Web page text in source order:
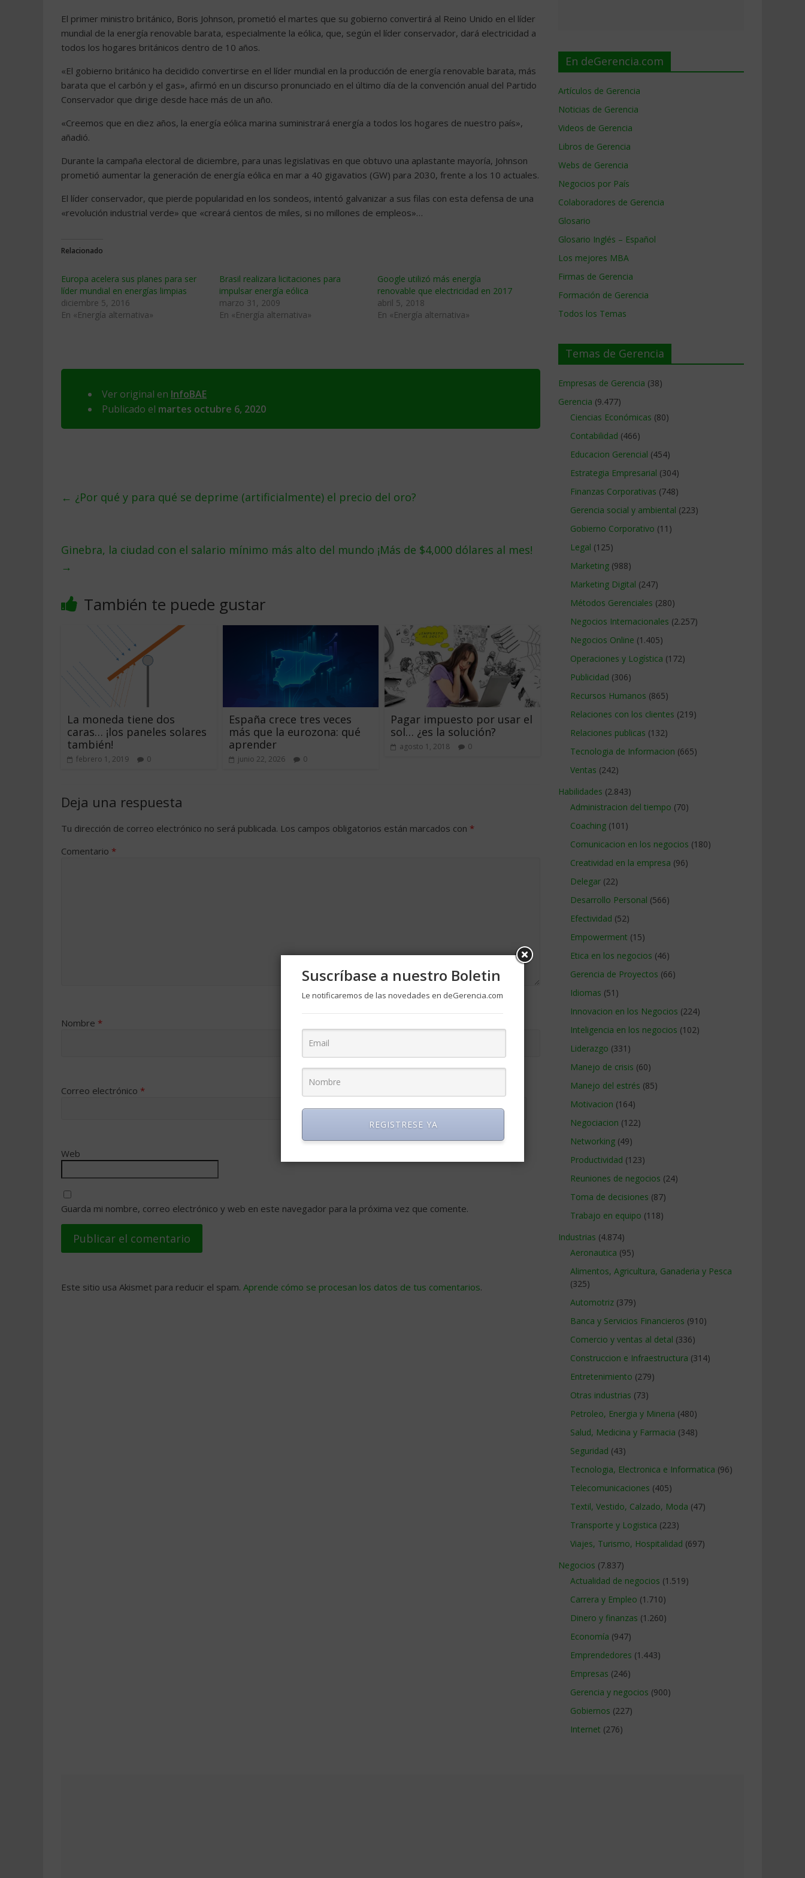
El primer ministro británico, Boris Johnson, prometió el martes que su gobierno convertirá al Reino Unido en el líder
mundial de la energía renovable barata, especialmente la eólica, que, según el líder conservador, dará electricidad a
todos los hogares británicos dentro de 10 años.
«El gobierno británico ha decidido convertirse en el líder mundial en la producción de energía renovable barata, más
barata que el carbón y el gas», afirmó en un discurso pronunciado en el último día de la convención anual del Partido
Conservador que dirige desde hace más de un año.
«Creemos que en diez años, la energía eólica marina suministrará energía a todos los hogares de nuestro país»,
añadió.
Durante la campaña electoral de diciembre, para unas legislativas en que obtuvo una aplastante mayoría, Johnson
prometió aumentar la generación de energía eólica en mar a 40 gigavatios (GW) para 2030, frente a los 10 actuales.
El líder conservador, que pierde popularidad en los sondeos, intentó galvanizar a sus filas con esta defensa de una
«revolución industrial verde» que «creará cientos de miles, si no millones de empleos»…
Relacionado
Europa acelera sus planes para ser
líder mundial en energías limpias
diciembre 5, 2016
En «Energía alternativa»
Brasil realizara licitaciones para
impulsar energí­a eólica
marzo 31, 2009
En «Energía alternativa»
Google utilizó más energía
renovable que electricidad en 2017
abril 5, 2018
En «Energía alternativa»
Ver original en InfoBAE
Publicado el martes octubre 6, 2020
← ¿Por qué y para qué se deprime (artificialmente) el precio del oro?
Ginebra, la ciudad con el salario mínimo más alto del mundo ¡Más de $4,000 dólares al mes!
→
También te puede gustar
La moneda tiene dos
caras… ¡los paneles solares
también!
febrero 1, 2019 0
España crece tres veces
más que la eurozona: qué
aprender
junio 22, 2026 0
Pagar impuesto por usar el
sol… ¿es la solución?
agosto 1, 2018 0
Deja una respuesta
Tu dirección de correo electrónico no será publicada. Los campos obligatorios están marcados con *
Comentario *
Nombre *
Correo electrónico *
Web
Guarda mi nombre, correo electrónico y web en este navegador para la próxima vez que comente.
Este sitio usa Akismet para reducir el spam. Aprende cómo se procesan los datos de tus comentarios.
En deGerencia.com
Artículos de Gerencia
Noticias de Gerencia
Videos de Gerencia
Libros de Gerencia
Webs de Gerencia
Negocios por País
Colaboradores de Gerencia
Glosario
Glosario Inglés – Español
Los mejores MBA
Firmas de Gerencia
Formación de Gerencia
Todos los Temas
Temas de Gerencia
Empresas de Gerencia (38)
Gerencia (9.477)
Ciencias Económicas (80)
Contabilidad (466)
Educacion Gerencial (454)
Estrategia Empresarial (304)
Finanzas Corporativas (748)
Gerencia social y ambiental (223)
Gobierno Corporativo (11)
Legal (125)
Marketing (988)
Marketing Digital (247)
Métodos Gerenciales (280)
Negocios Internacionales (2.257)
Negocios Online (1.405)
Operaciones y Logística (172)
Publicidad (306)
Recursos Humanos (865)
Relaciones con los clientes (219)
Relaciones publicas (132)
Tecnologia de Informacion (665)
Ventas (242)
Habilidades (2.843)
Administracion del tiempo (70)
Coaching (101)
Comunicacion en los negocios (180)
Creatividad en la empresa (96)
Delegar (22)
Desarrollo Personal (566)
Efectividad (52)
Empowerment (15)
Etica en los negocios (46)
Gerencia de Proyectos (66)
Idiomas (51)
Innovacion en los Negocios (224)
Inteligencia en los negocios (102)
Liderazgo (331)
Manejo de crisis (60)
Manejo del estrés (85)
Motivacion (164)
Negociacion (122)
Networking (49)
Productividad (123)
Reuniones de negocios (24)
Toma de decisiones (87)
Trabajo en equipo (118)
Industrias (4.874)
Aeronautica (95)
Alimentos, Agricultura, Ganaderia y Pesca
(325)
Automotriz (379)
Banca y Servicios Financieros (910)
Comercio y ventas al detal (336)
Construccion e Infraestructura (314)
Entretenimiento (279)
Otras industrias (73)
Petroleo, Energia y Mineria (480)
Salud, Medicina y Farmacia (348)
Seguridad (43)
Tecnologia, Electronica e Informatica (96)
Telecomunicaciones (405)
Textil, Vestido, Calzado, Moda (47)
Transporte y Logistica (223)
Viajes, Turismo, Hospitalidad (697)
Negocios (7.837)
Actualidad de negocios (1.519)
Carrera y Empleo (1.710)
Dinero y finanzas (1.260)
Economía (947)
Emprendedores (1.443)
Empresas (246)
Gerencia y negocios (900)
Gobiernos (227)
Internet (276)
Suscríbase a nuestro Boletin
Le notificaremos de las novedades en deGerencia.com
REGISTRESE YA